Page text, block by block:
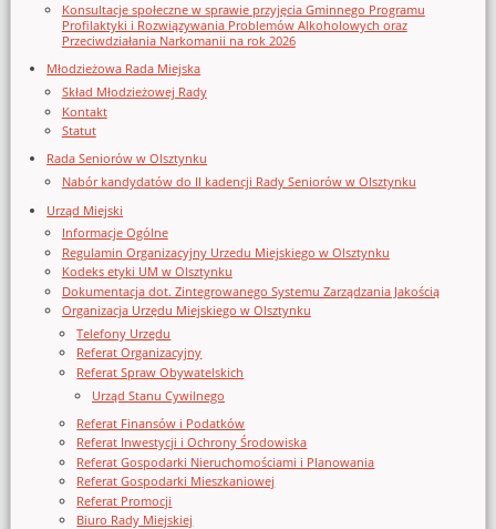
Konsultacje społeczne w sprawie przyjęcia Gminnego Programu
Profilaktyki i Rozwiązywania Problemów Alkoholowych oraz
Przeciwdziałania Narkomanii na rok 2026
Młodzieżowa Rada Miejska
Skład Młodzieżowej Rady
Kontakt
Statut
Rada Seniorów w Olsztynku
Nabór kandydatów do II kadencji Rady Seniorów w Olsztynku
Urząd Miejski
Informacje Ogólne
Regulamin Organizacyjny Urzedu Miejskiego w Olsztynku
Kodeks etyki UM w Olsztynku
Dokumentacja dot. Zintegrowanego Systemu Zarządzania Jakością
Organizacja Urzędu Miejskiego w Olsztynku
Telefony Urzędu
Referat Organizacyjny
Referat Spraw Obywatelskich
Urząd Stanu Cywilnego
Referat Finansów i Podatków
Referat Inwestycji i Ochrony Środowiska
Referat Gospodarki Nieruchomościami i Planowania
Referat Gospodarki Mieszkaniowej
Referat Promocji
Biuro Rady Miejskiej